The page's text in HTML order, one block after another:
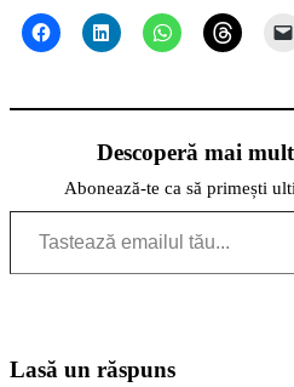
Descoperă mai
Abonează-te ca să primești
Tastează emailul tău...
Lasă un răspuns